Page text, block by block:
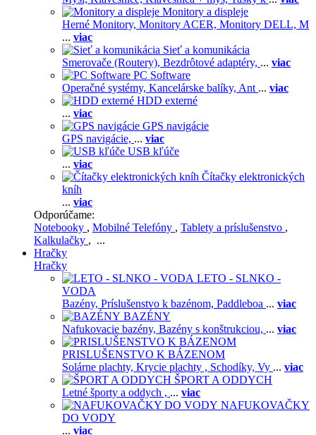
Monitory a displeje
Herné Monitory, Monitory ACER, Monitory DELL, M
... viac
Sieť a komunikácia
Smerovače (Routery), Bezdrôtové adaptéry, ... viac
PC Software
Operačné systémy, Kancelárske balíky, Ant ... viac
HDD externé
... viac
GPS navigácie
GPS navigácie, ... viac
USB kľúče
... viac
Čítačky elektronických
kníh
... viac
Odporúčame:
Notebooky , Mobilné Telefóny , Tablety a príslušenstvo ,
Kalkulačky , ...
Hračky
Hračky
LETO - SLNKO -
VODA
Bazény, Príslušenstvo k bazénom, Paddleboa ... viac
BAZÉNY
Nafukovacie bazény, Bazény s konštrukciou, ... viac
PRISLUŠENSTVO K BÁZENOM
Solárne plachty, Krycie plachty , Schodíky, Vy ... viac
ŠPORT A ODDYCH
Letné športy a oddych , ... viac
NAFUKOVAČKY
DO VODY
... viac